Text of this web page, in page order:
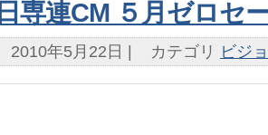
日専連CM ５月ゼロセ
2010年5月22日 カテゴリ ビジ